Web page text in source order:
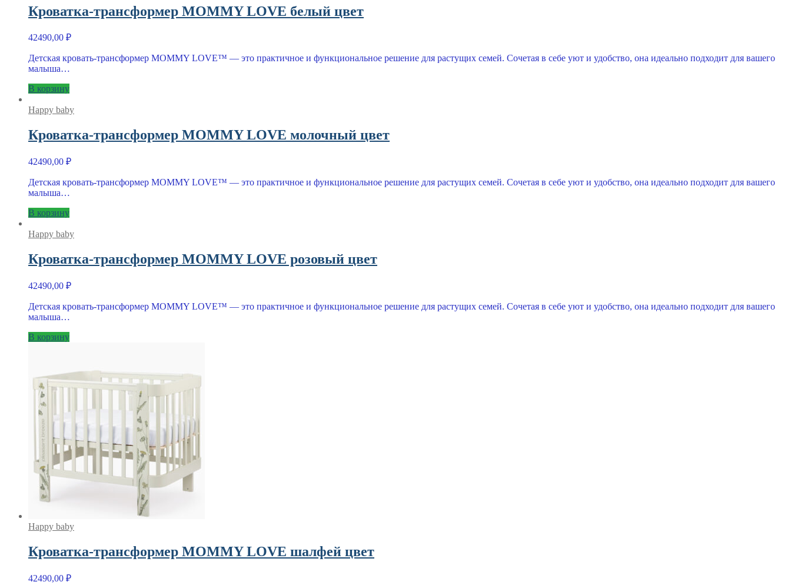
Кроватка-трансформер MOMMY LOVE белый цвет
42490,00 ₽
Детская кровать-трансформер MOMMY LOVE™ — это практичное и функциональное решение для растущих семей. Сочетая в себе уют и удобство, она идеально подходит для вашего
малыша…
В корзину
Happy baby
Кроватка-трансформер MOMMY LOVE молочный цвет
42490,00 ₽
Детская кровать-трансформер MOMMY LOVE™ — это практичное и функциональное решение для растущих семей. Сочетая в себе уют и удобство, она идеально подходит для вашего
малыша…
В корзину
Happy baby
Кроватка-трансформер MOMMY LOVE розовый цвет
42490,00 ₽
Детская кровать-трансформер MOMMY LOVE™ — это практичное и функциональное решение для растущих семей. Сочетая в себе уют и удобство, она идеально подходит для вашего
малыша…
В корзину
Happy baby
Кроватка-трансформер MOMMY LOVE шалфей цвет
42490,00 ₽